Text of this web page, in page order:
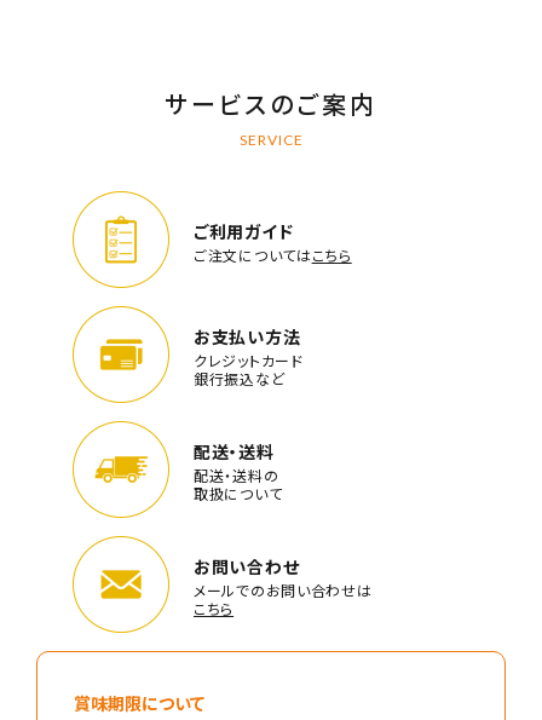
サービスのご案内
SERVICE
ご利用ガイド
ご注文についてはこちら
お支払い方法
クレジットカード
銀行振込など
配送・送料
配送・送料の
取扱について
お問い合わせ
メールでのお問い合わせは
こちら
賞味期限について